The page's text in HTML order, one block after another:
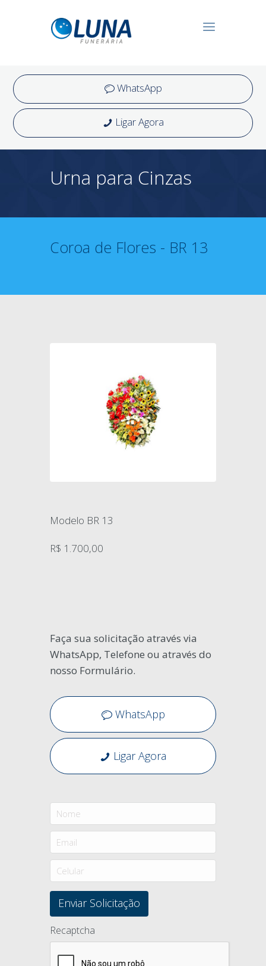
WhatsApp
Ligar Agora
Urna para Cinzas
Coroa de Flores - BR 13
Modelo BR 13
R$ 1.700,00
Faça sua solicitação através via
WhatsApp, Telefone ou através do
nosso Formulário.
WhatsApp
Ligar Agora
Recaptcha